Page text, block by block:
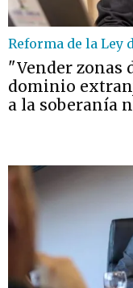
Reforma de la Ley
"Vender zonas
dominio
a la soberanía